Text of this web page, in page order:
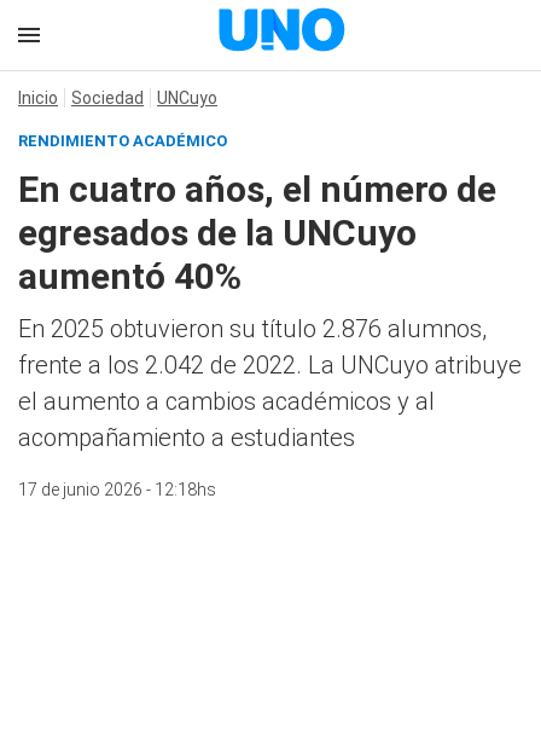
Inicio Sociedad UNCuyo
RENDIMIENTO ACADÉMICO
En cuatro años, el número de
egresados de la UNCuyo
aumentó 40%
En 2025 obtuvieron su título 2.876 alumnos,
frente a los 2.042 de 2022. La UNCuyo atribuye
el aumento a cambios académicos y al
acompañamiento a estudiantes
17 de junio 2026 - 12:18hs